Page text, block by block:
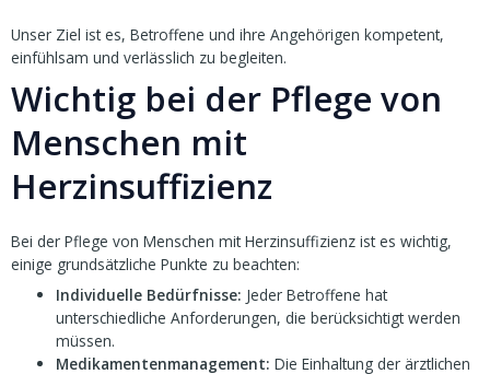
Unser Ziel ist es, Betroffene und ihre Angehörigen kompetent,
einfühlsam und verlässlich zu begleiten.
Wichtig bei der Pflege von
Menschen mit
Herzinsuffizienz
Bei der Pflege von Menschen mit Herzinsuffizienz ist es wichtig,
einige grundsätzliche Punkte zu beachten:
Individuelle Bedürfnisse: Jeder Betroffene hat
unterschiedliche Anforderungen, die berücksichtigt werden
müssen.
Medikamentenmanagement: Die Einhaltung der ärztlichen